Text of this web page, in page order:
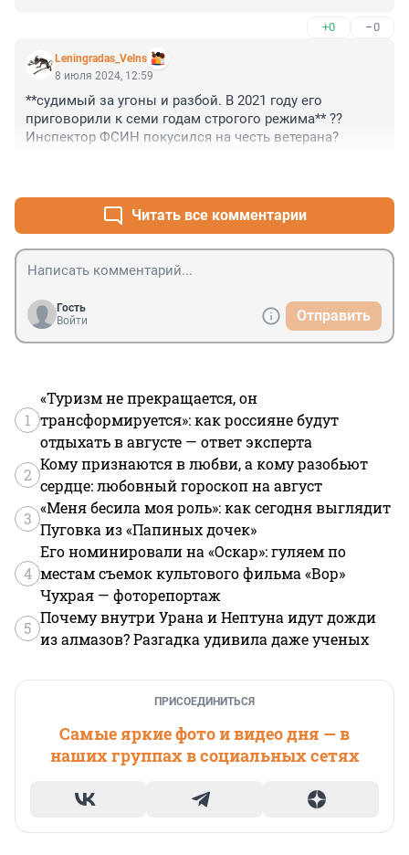
+0 –0
Leningradas_Velns
8 июля 2024, 12:59
**судимый за угоны и разбой. В 2021 году его
приговорили к семи годам строгого режима** ??
Инспектор ФСИН покусился на честь ветерана?
Читать все комментарии
Гость
Войти
Отправить
1
«Туризм не прекращается, он
трансформируется»: как россияне будут
отдыхать в августе — ответ эксперта
2
Кому признаются в любви, а кому разобьют
сердце: любовный гороскоп на август
3
«Меня бесила моя роль»: как сегодня выглядит
Пуговка из «Папиных дочек»
4
Его номинировали на «Оскар»: гуляем по
местам съемок культового фильма «Вор»
Чухрая — фоторепортаж
5
Почему внутри Урана и Нептуна идут дожди
из алмазов? Разгадка удивила даже ученых
ПРИСОЕДИНИТЬСЯ
Самые яркие фото и видео дня — в
наших группах в социальных сетях